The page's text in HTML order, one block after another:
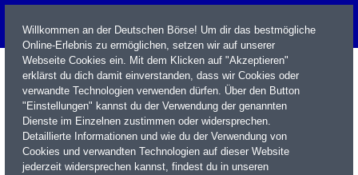
Name / WKN / ISIN / Kürzel
Willkommen an der Deutschen Börse! Um dir das bestmögliche
Online-Erlebnis zu ermöglichen, setzen wir auf unserer
Webseite Cookies ein. Mit dem Klicken auf "Akzeptieren"
erklärst du dich damit einverstanden, dass wir Cookies oder
verwandte Technologien verwenden dürfen. Über den Button
"Einstellungen" kannst du der Verwendung der genannten
Dienste im Einzelnen zustimmen oder widersprechen.
Detaillierte Informationen und wie du der Verwendung von
Cookies und verwandten Technologien auf dieser Website
jederzeit widersprechen kannst, findest du in unseren